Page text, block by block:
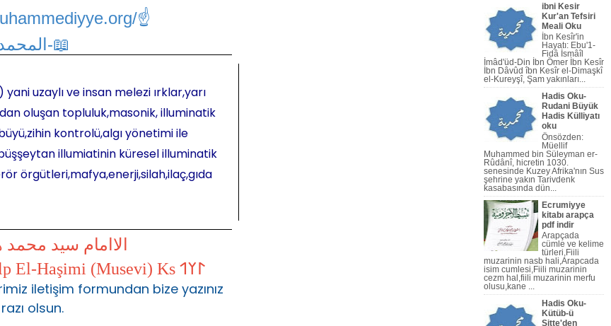
☝
📖-المحمدية-📖
uzaylı ve insan melezi ırklar,yarı
oluşan topluluk,masonik, illuminatik
kontrolü,algı yönetimi ile
illumiatinin küresel illuminatik
örgütleri,mafya,enerji,silah,ilaç,gıda
الاامام سيد
𐰃𐰠𐰯 S.Muhammed Kayaalp El-Haşimi (Musevi) Ks 𐰃𐰠𐰯
iletişim formundan bize yazınız
olsun.
ibni Kesir
Kur'an Tefsiri
Meali Oku
İbn Kesîr'in
Hayatı: Ebu'1-
Fidâ İsmâîl
İmâd'üd-Din İbn Ömer İbn Kesîr
İbn Dâvûd îbn Kesîr el-Dimaşkî
el-Kureyşî, Şam yakınları...
Hadis Oku-
Rudani Büyük
Hadis Külliyatı
oku
Önsözden:
Müellif
Muhammed bin Süleyman er-
Rûdânî, hicretin 1030.
senesinde Kuzey Afrika'nın Sus
şehrine yakın Tarivdenk
kasabasında dün...
Ecrumiyye
kitabı arapça
pdf indir
Arapçada
cümle ve kelime
türleri,Fiili
muzarinin nasb hali,Arapcada
isim cumlesi,Fiili muzarinin
cezm hal,fiili muzarinin merfu
olusu,kane ...
Hadis Oku-
Kütüb-ü
Sitte'den